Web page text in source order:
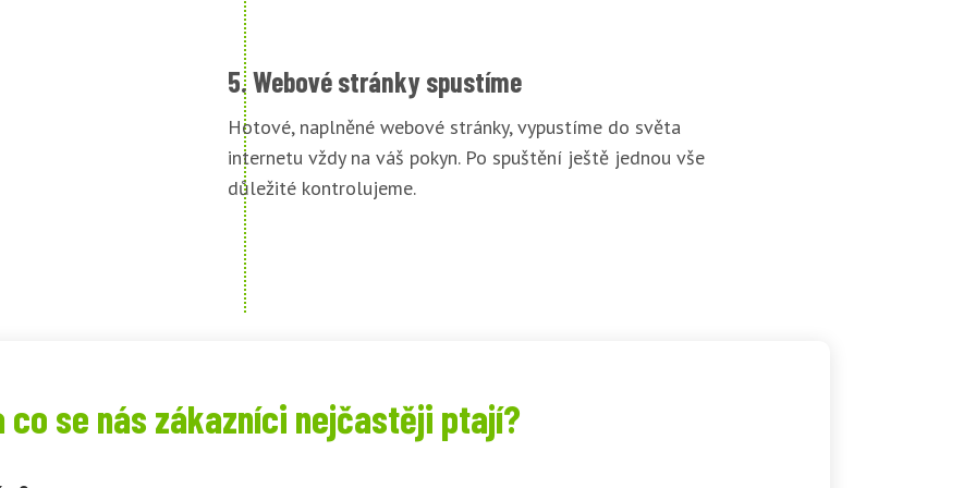
5. Webové stránky spustíme
Hotové, naplněné webové stránky, vypustíme do světa
internetu vždy na váš pokyn. Po spuštění ještě jednou vše
důležité kontrolujeme.
co se nás zákazníci nejčastěji ptají?